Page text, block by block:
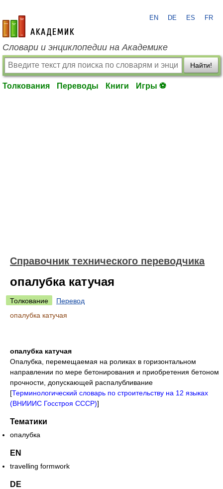
academic.ru
EN DE ES FR
Словари и энциклопедии на Академике
Найти!
Толкования Переводы Книги Игры ⚽
Справочник технического переводчика
опалубка катучая
Толкование
Перевод
опалубка катучая
опалубка катучая
Опалубка, перемещаемая на роликах в горизонтальном
направлении по мере бетонирования и приобретения бетоном
прочности, допускающей распалубливание
[Терминологический словарь по строительству на 12 языках
(ВНИИИС Госстроя СССР)]
Тематики
опалубка
EN
travelling formwork
DE